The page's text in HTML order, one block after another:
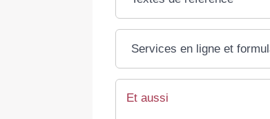
Services en ligne et
Et aussi